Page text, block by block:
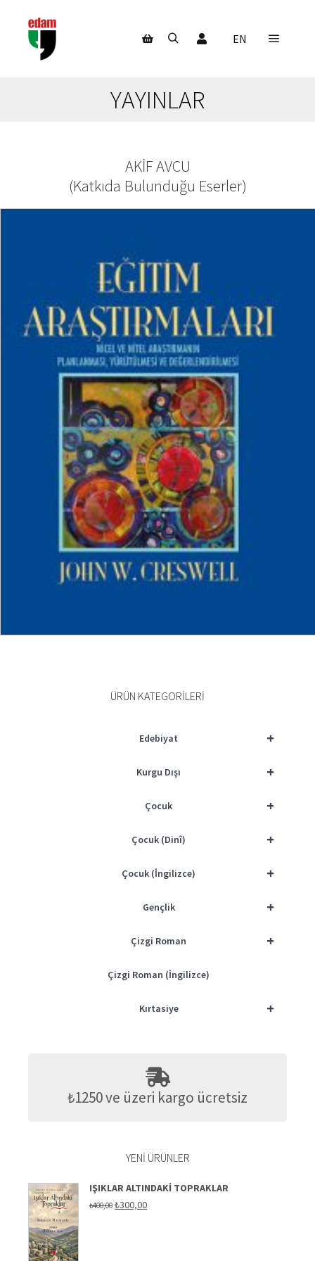
Hesabım
EN
YAYINLAR
AKIF AVCU
(Katkıda Bulunduğu Eserler)
₺1.500,00₺1.200,00
ÜRÜN KATEGORILERI
+
Edebiyat
+
Kurgu Dışı
+
Çocuk
+
Çocuk (Dinî)
+
Çocuk (İngilizce)
+
Gençlik
+
Çizgi Roman
Çizgi Roman (İngilizce)
+
Kırtasiye
₺1250 ve üzeri kargo ücretsiz
YENI ÜRÜNLER
IŞIKLAR ALTINDAKI TOPRAKLAR
₺400,00 Orijinal
fiyat:
₺300,00Şu
andaki